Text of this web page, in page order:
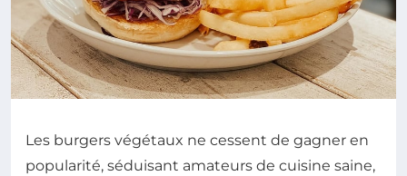
Les burgers végétaux ne cessent de gagner en
popularité, séduisant amateurs de cuisine saine,